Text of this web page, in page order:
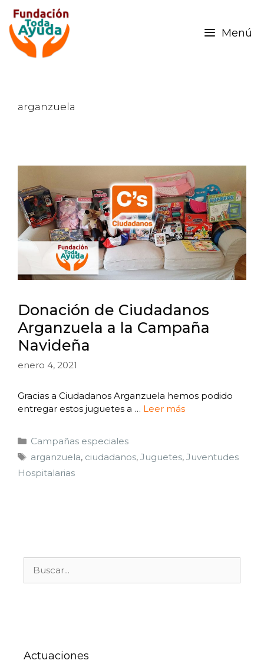
Menú
arganzuela
Donación de Ciudadanos
Arganzuela a la Campaña
Navideña
enero 4, 2021
Gracias a Ciudadanos Arganzuela hemos podido
entregar estos juguetes a … Leer más
Campañas especiales
arganzuela, ciudadanos, Juguetes, Juventudes
Hospitalarias
Actuaciones